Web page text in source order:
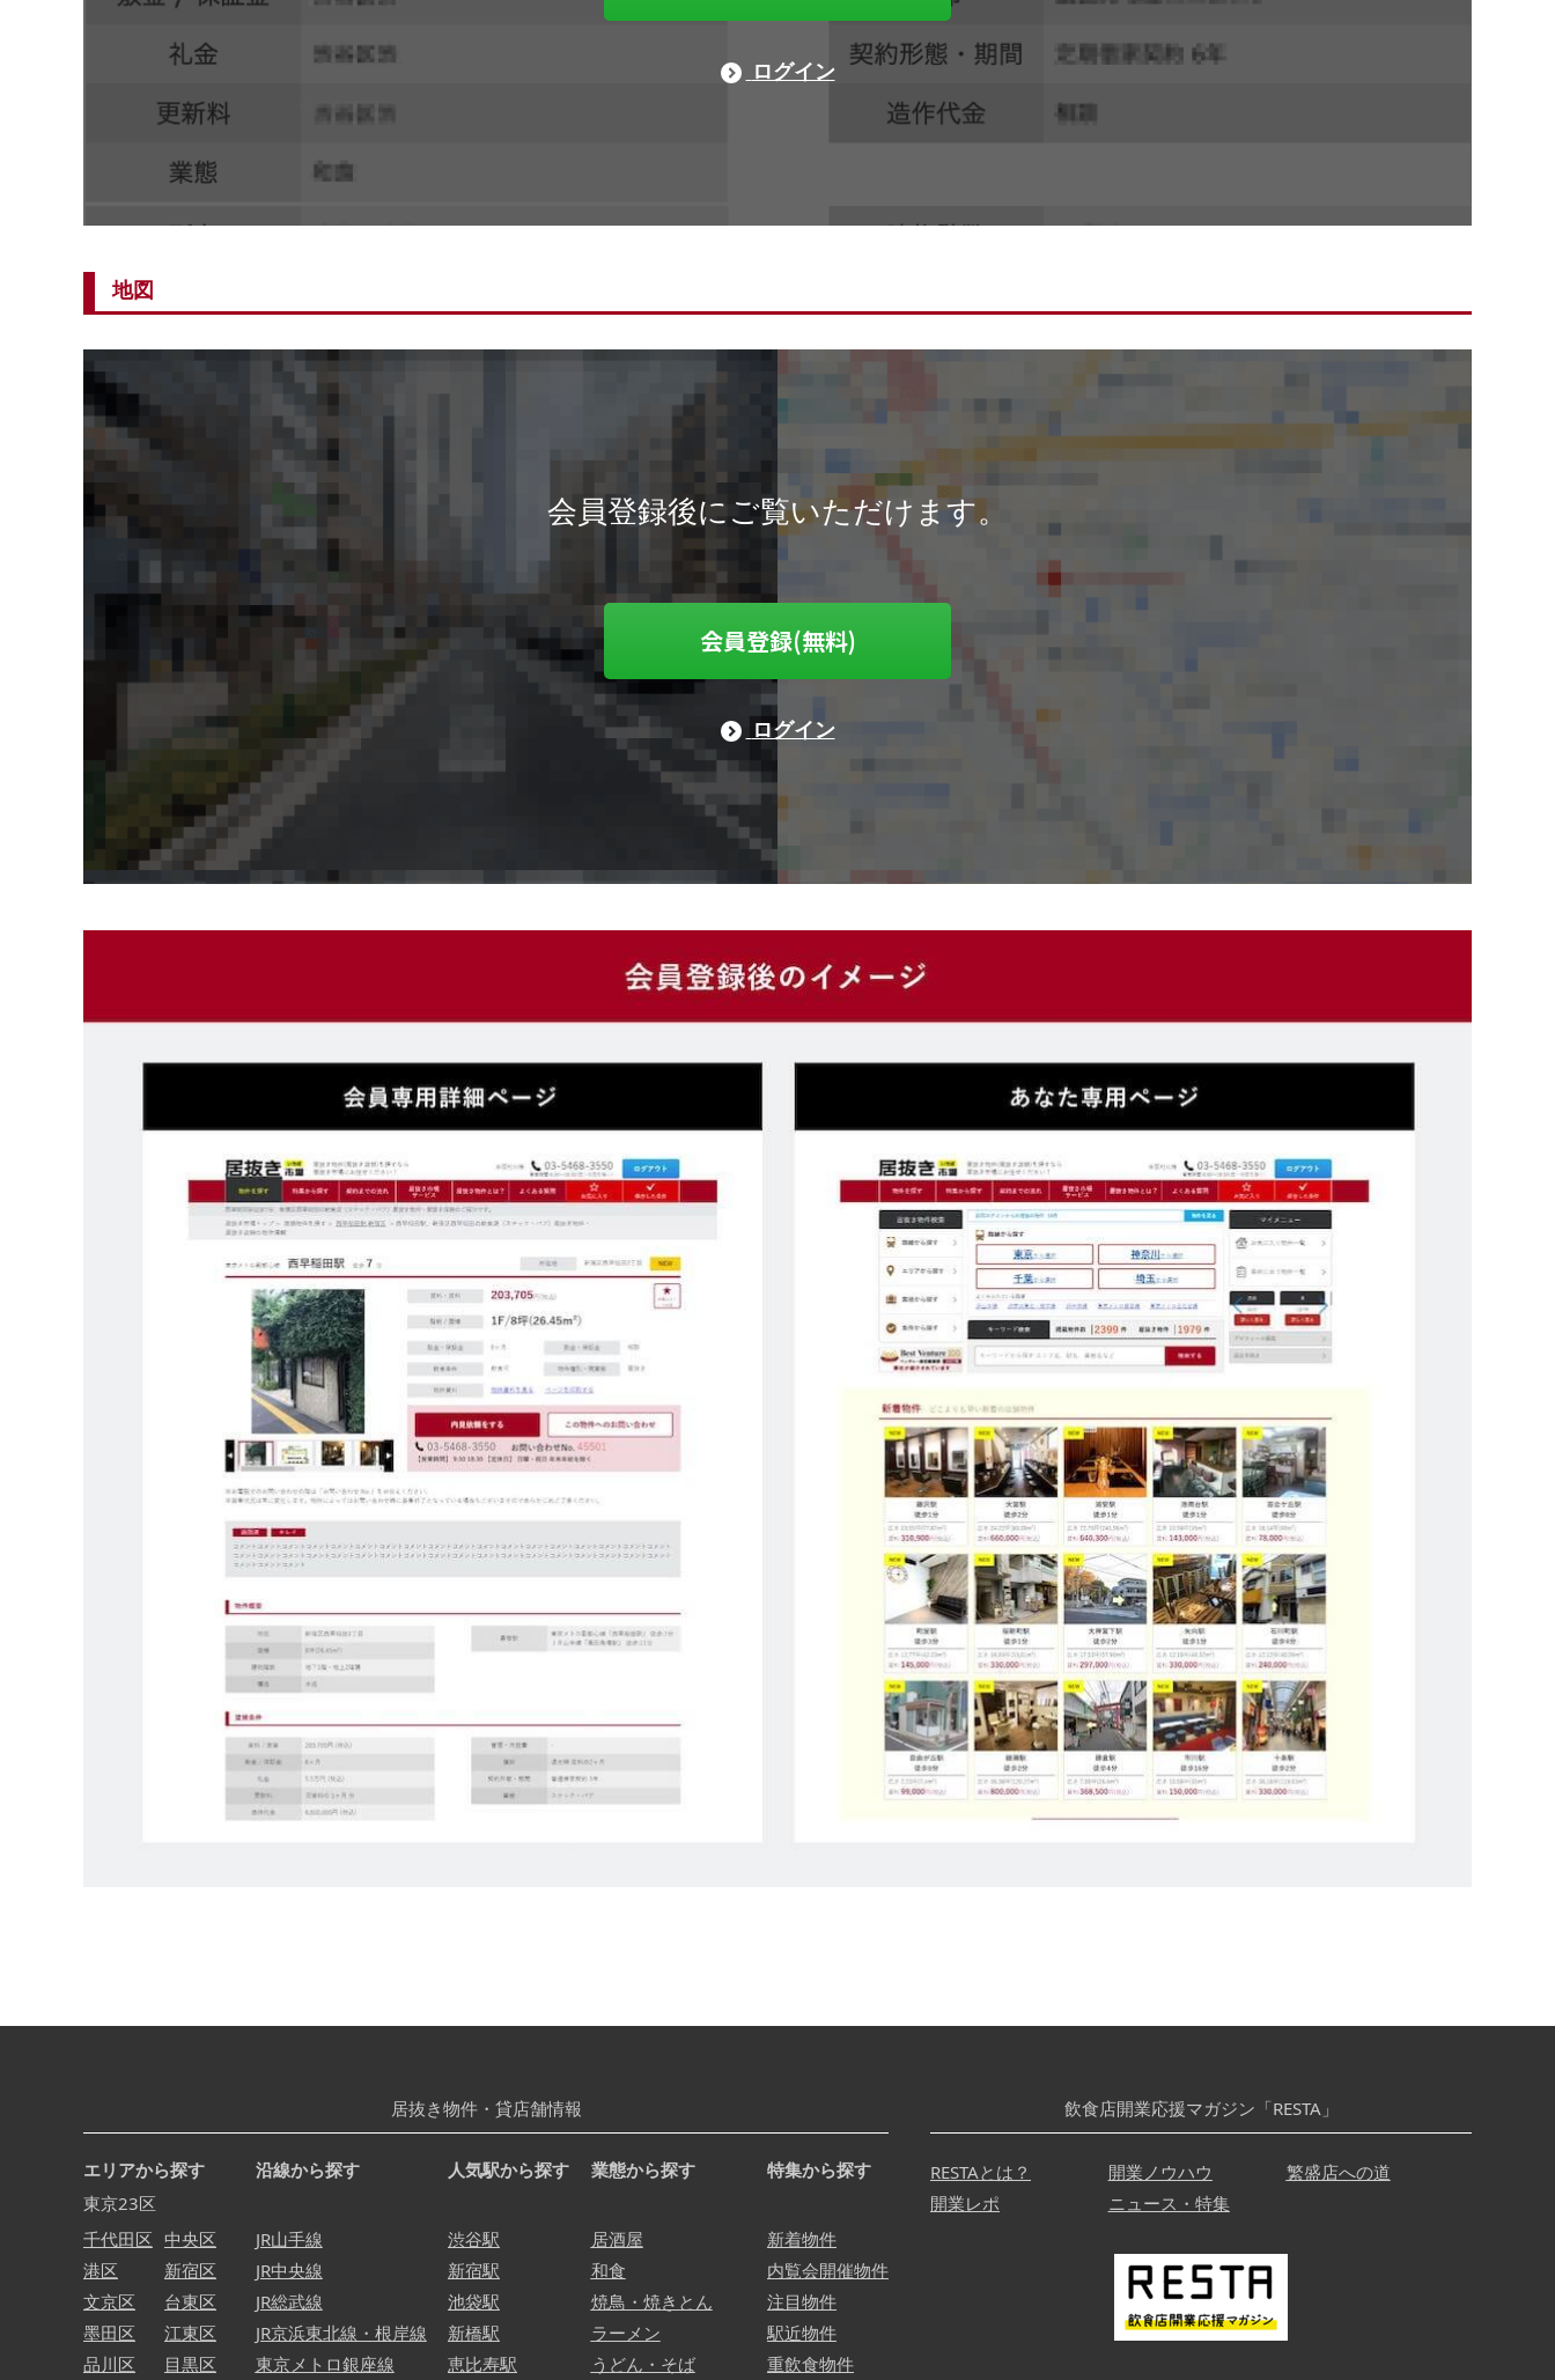
ログイン
地図
会員登録後にご覧いただけます。
会員登録(無料)
ログイン
居抜き物件・貸店舗情報
エリアから探す
東京23区
千代田区
港区
文京区
墨田区
品川区
中央区
新宿区
台東区
江東区
目黒区
沿線から探す
JR山手線
JR中央線
JR総武線
JR京浜東北線・根岸線
東京メトロ銀座線
人気駅から探す
渋谷駅
新宿駅
池袋駅
新橋駅
恵比寿駅
業態から探す
居酒屋
和食
焼鳥・焼きとん
ラーメン
うどん・そば
特集から探す
新着物件
内覧会開催物件
注目物件
駅近物件
重飲食物件
飲食店開業応援マガジン「RESTA」
RESTAとは？ 開業ノウハウ
繁盛店への道
開業レポ
ニュース・特集